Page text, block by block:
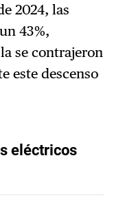
2024, las
43%,
se contrajeron
este descenso